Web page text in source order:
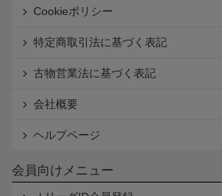
Cookieポリシー
特定商取引法に基づく表記
古物営業法に基づく表記
会社概要
ヘルプページ
会員向けメニュー